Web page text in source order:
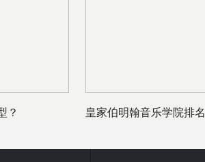
？ 皇家伯明翰音乐学院排名